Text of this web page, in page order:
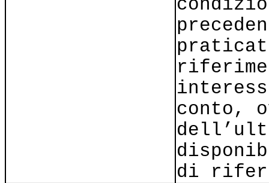
conto,
di